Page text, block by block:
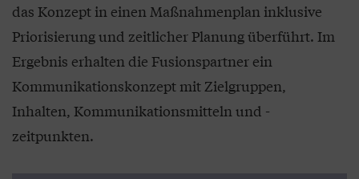
das Konzept in einen Maßnahmenplan inklusive
Priorisierung und zeitlicher Planung überführt. Im
Ergebnis erhalten die Fusionspartner ein
Kommunikationskonzept mit Zielgruppen,
Inhalten, Kommunikationsmitteln und -
zeitpunkten.